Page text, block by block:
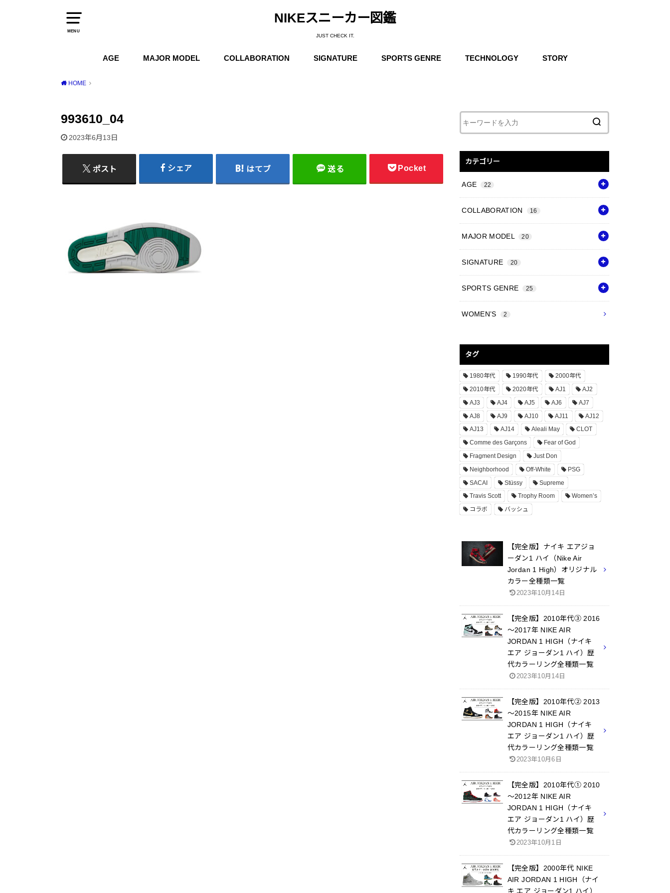
MENU
NIKEスニーカー図鑑
JUST CHECK IT.
AGE MAJOR MODEL COLLABORATION SIGNATURE SPORTS GENRE TECHNOLOGY STORY
HOME
993610_04
2023年6月13日
ポスト シェア はてブ 送る Pocket
カテゴリー
AGE 22
COLLABORATION 16
MAJOR MODEL 20
SIGNATURE 20
SPORTS GENRE 25
WOMEN’S 2
タグ
1980年代 1990年代
2000年代
2010年代
2020年代 AJ1
AJ2
AJ3
AJ4 AJ5 AJ6
AJ7
AJ8
AJ9 AJ10 AJ11
AJ12
AJ13
AJ14 Aleali May
CLOT
Comme des Garçons
Fear of God
Fragment Design
Just Don
Neighborhood
Off-White
PSG
SACAI
Stüssy
Supreme
Travis Scott
Trophy Room
Women’s
コラボ
バッシュ
【完全版】ナイキ エアジョ
ーダン1 ハイ（Nike Air
Jordan 1 High）オリジナル
カラー全種類一覧
2023年10月14日
【完全版】2010年代③ 2016
～2017年 NIKE AIR
JORDAN 1 HIGH（ナイキ
エア ジョーダン1 ハイ）歴
代カラーリング全種類一覧
2023年10月14日
【完全版】2010年代② 2013
～2015年 NIKE AIR
JORDAN 1 HIGH（ナイキ
エア ジョーダン1 ハイ）歴
代カラーリング全種類一覧
2023年10月6日
【完全版】2010年代① 2010
～2012年 NIKE AIR
JORDAN 1 HIGH（ナイキ
エア ジョーダン1 ハイ）歴
代カラーリング全種類一覧
2023年10月1日
【完全版】2000年代 NIKE
AIR JORDAN 1 HIGH（ナイ
キ エア ジョーダン1 ハイ）